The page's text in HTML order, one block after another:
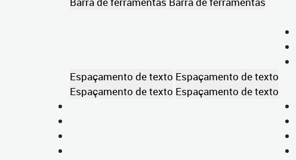
Espaçamento de texto Espaçamento de texto
Espaçamento de texto Espaçamento de texto